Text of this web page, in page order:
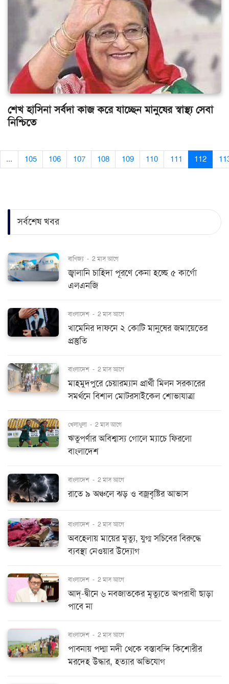
শেখ হাসিনা সর্বদা কাজ করে যাচ্ছেন মানুষের স্বাস্থ্য সেবা
নিশ্চিতে
... 105 106 107 108 109 110 111 112
সর্বশেষ খবর
বাণিজ্য - 2 মাস আগে
জ্বালানি চাহিদা পূরণে কেনা হচ্ছে ৫ কার্গো
এলএনজি
বাংলাদেশ - 2 মাস আগে
খামেনির দাফনে ২ কোটি মানুষের জমায়েতের
প্রস্তুতি
বাংলাদেশ - 2 মাস আগে
মাহমুদপুরে চেয়ারম্যান প্রার্থী মিলন সরকারের
সমর্থনে বিশাল মোটরসাইকেল শোভাযাত্রা
খেলাধুলা - 2 মাস আগে
ঋতুপর্ণার অবিশ্বাস্য গোলে ম্যাচে ফিরলো
বাংলাদেশ
বাংলাদেশ - 2 মাস আগে
রাতে ৯ অঞ্চলে ঝড় ও বজ্রবৃষ্টির আভাস
বাংলাদেশ - 2 মাস আগে
অবহেলায় মায়ের মৃত্যু, যুগ্ম সচিবের বিরুদ্ধে
ব্যবস্থা নেওয়ার উদ্যোগ
বাংলাদেশ - 2 মাস আগে
আদ্-দ্বীনে ৬ নবজাতকের মৃত্যুতে অপরাধী ছাড়া
পাবে না
বাংলাদেশ - 2 মাস আগে
পাবনায় পদ্মা নদী থেকে বস্তাবন্দি কিশোরীর
মরদেহ উদ্ধার, হত্যার অভিযোগ